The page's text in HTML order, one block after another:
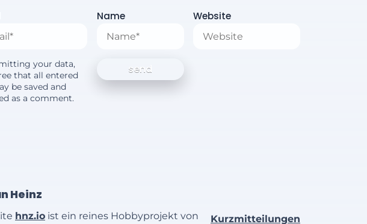
Name Website
your data,
that all entered
be saved and
as a comment.
Heinz
hnz.io ist ein reines Hobbyprojekt von
Kurzmitteilungen